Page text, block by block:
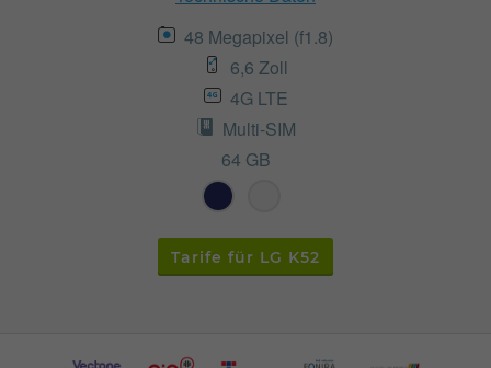
48 Megapixel (f1.8)
6,6 Zoll
4G LTE
Multi-SIM
64 GB
Tarife für LG K52